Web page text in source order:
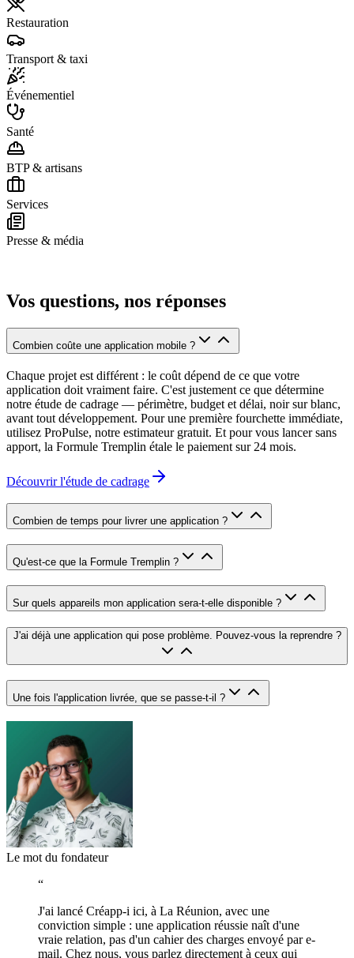
Restauration
Transport & taxi
Événementiel
Santé
BTP & artisans
Services
Presse & média
Vos questions, nos réponses
Combien coûte une application mobile ?
Chaque projet est différent : le coût dépend de ce que votre
application doit vraiment faire. C'est justement ce que détermine
notre étude de cadrage — périmètre, budget et délai, noir sur blanc,
avant tout développement. Pour une première fourchette immédiate,
utilisez ProPulse, notre estimateur gratuit. Et pour vous lancer sans
apport, la Formule Tremplin étale le paiement sur 24 mois.
Découvrir l'étude de cadrage
Combien de temps pour livrer une application ?
Qu'est-ce que la Formule Tremplin ?
Sur quels appareils mon application sera-t-elle disponible ?
J'ai déjà une application qui pose problème. Pouvez-vous la reprendre ?
Une fois l'application livrée, que se passe-t-il ?
Le mot du fondateur
“
J'ai lancé Créapp-i ici, à La Réunion, avec une
conviction simple : une application réussie naît d'une
vraie relation, pas d'un cahier des charges envoyé par e-
mail. Chez nous, vous parlez directement à ceux qui